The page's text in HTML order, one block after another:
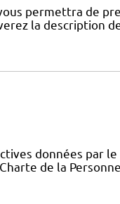
permettra de
la description
données par
de la